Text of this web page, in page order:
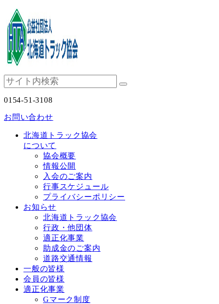
0154-51-3108
お問い合わせ
北海道トラック協会
について
協会概要
情報公開
入会のご案内
行事スケジュール
プライバシーポリシー
お知らせ
北海道トラック協会
行政・他団体
適正化事業
助成金のご案内
道路交通情報
一般の皆様
会員の皆様
適正化事業
Gマーク制度